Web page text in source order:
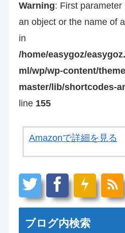
Warning: First
an object or the name of
in
/home/easygoz/
ml/wp/wp-content/
master/lib/shortcodes-
line 155
Amazonで詳細を見る
ブログ内検索